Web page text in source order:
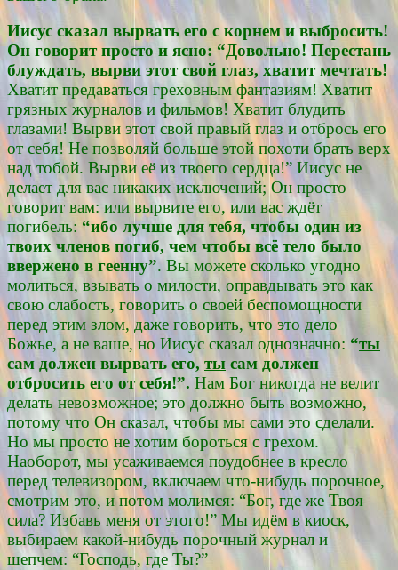
Иисус сказал вырвать его с корнем и выбросить!
Он говорит просто и ясно: “Довольно! Перестань
блуждать, вырви этот свой глаз, хватит мечтать!
Хватит предаваться греховным фантазиям! Хватит
грязных журналов и фильмов! Хватит блудить
глазами! Вырви этот свой правый глаз и отбрось его
от себя! Не позволяй больше этой похоти брать верх
над тобой. Вырви её из твоего сердца!” Иисус не
делает для вас никаких исключений; Он просто
говорит вам: или вырвите его, или вас ждёт
погибель: “ибо лучше для тебя, чтобы один из
твоих членов погиб, чем чтобы всё тело было
ввержено в геенну”. Вы можете сколько угодно
молиться, взывать о милости, оправдывать это как
свою слабость, говорить о своей беспомощности
перед этим злом, даже говорить, что это дело
Божье, а не ваше, но Иисус сказал однозначно: “ты
сам должен вырвать его, ты сам должен
отбросить его от себя!”.Нам Бог никогда не велит
делать невозможное; это должно быть возможно,
потому что Он сказал, чтобы мы сами это сделали.
Но мы просто не хотим бороться с грехом.
Наоборот, мы усаживаемся поудобнее в кресло
перед телевизором, включаем что-нибудь порочное,
смотрим это, и потом молимся: “Бог, где же Твоя
сила? Избавь меня от этого!” Мы идём в киоск,
выбираем какой-нибудь порочный журнал и
шепчем: “Господь, где Ты?”